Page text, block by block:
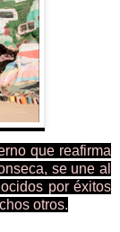
que reafirma
se une al
por éxitos
otros.